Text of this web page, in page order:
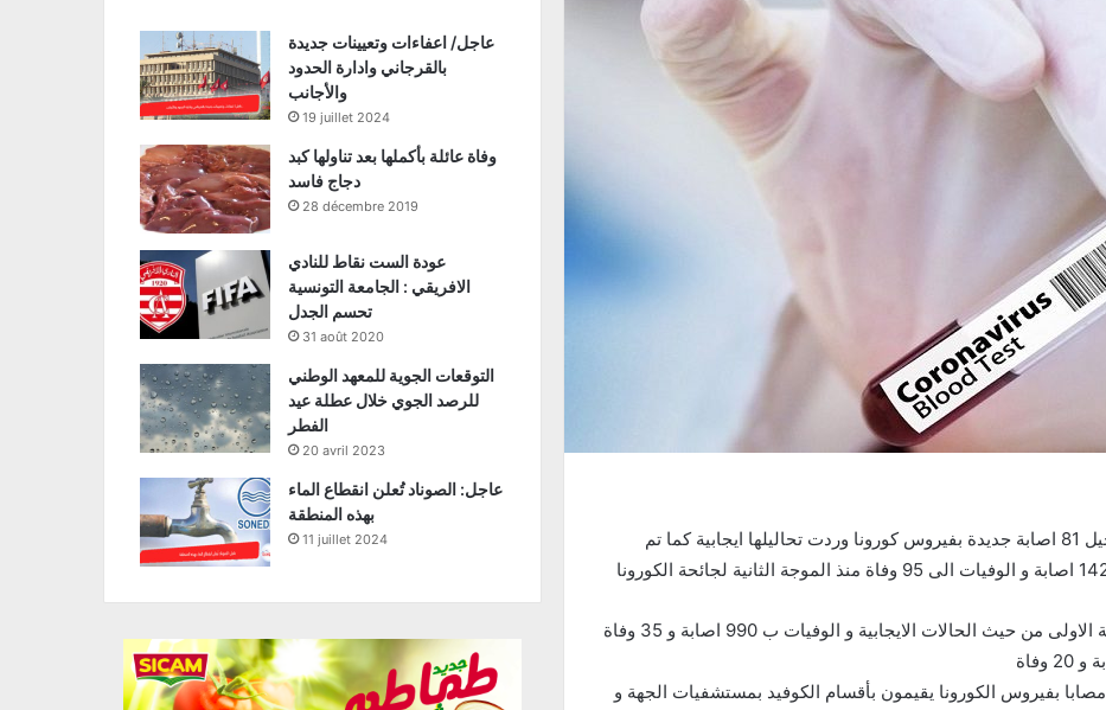
أعلنت الادارة الجهوية للصحة بجندوبة انه تم تسجيل 81 اصابة جديدة بفيروس كورونا وردت تحاليلها ايجابية كما تم
و تحتل معتمدية جندوبة و جندوبة الشمالية المرتبة الاولى من حيث الحالات الايجابية و الوفيات ب 990 اصابة و 35 وفاة
و أوضحت الادارة الجهوية للصحة بجندوبة ان 47 مصابا بفيروس الكورونا يقيمون بأقسام الكوفيد بمستشفيات الجهة و
عاجل/ اعفاءات وتعيينات جديدة
بالقرجاني وادارة الحدود
والأجانب
19 juillet 2024
وفاة عائلة بأكملها بعد تناولها كبد
دجاج فاسد
28 décembre 2019
عودة الست نقاط للنادي
الافريقي : الجامعة التونسية
تحسم الجدل
31 août 2020
التوقعات الجوية للمعهد الوطني
للرصد الجوي خلال عطلة عيد
الفطر
20 avril 2023
عاجل: الصوناد تُعلن انقطاع الماء
بهذه المنطقة
11 juillet 2024